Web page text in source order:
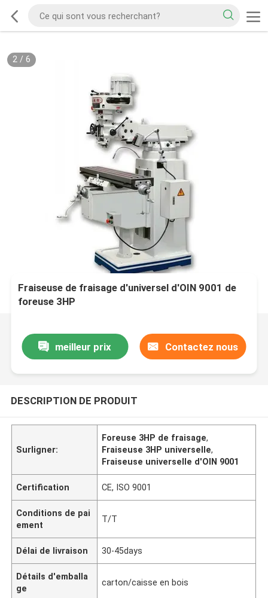
2/ 6
Fraiseuse de fraisage d'universel d'OIN 9001 de
foreuse 3HP
meilleur prix Contactez nous
DESCRIPTION DE PRODUIT
Surligner:
Foreuse 3HP de fraisage,
Fraiseuse 3HP universelle,
Fraiseuse universelle d'OIN 9001
Certification CE, ISO 9001
Conditions de pai
ement
T/T
Délai de livraison 30-45days
Détails d'emballa
ge
carton/caisse en bois